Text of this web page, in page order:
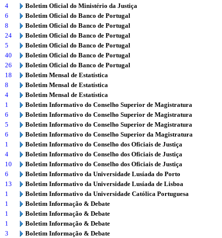
4
Boletim Oficial do Ministério da Justiça
6
Boletim Oficial do Banco de Portugal
8
Boletim Oficial do Banco de Portugal
24
Boletim Oficial do Banco de Portugal
5
Boletim Oficial do Banco de Portugal
40
Boletim Oficial do Banco de Portugal
26
Boletim Oficial do Banco de Portugal
18
Boletim Mensal de Estatística
8
Boletim Mensal de Estatística
4
Boletim Mensal de Estatística
1
Boletim Informativo do Conselho Superior de Magistratura
6
Boletim Informativo do Conselho Superior de Magistratura
5
Boletim Informativo do Conselho Superior de Magistratura
6
Boletim Informativo do Conselho Superior da Magistratura
1
Boletim Informativo do Conselho dos Oficiais de Justiça
4
Boletim Informativo do Conselho dos Oficiais de Justiça
10
Boletim Informativo do Conselho dos Oficiais de Justiça
6
Boletim Informativo da Universidade Lusíada do Porto
13
Boletim Informativo da Universidade Lusíada de Lisboa
1
Boletim Informativo da Universidade Católica Portuguesa
1
Boletim Informação & Debate
1
Boletim Informação & Debate
1
Boletim Informação & Debate
3
Boletim Informação & Debate